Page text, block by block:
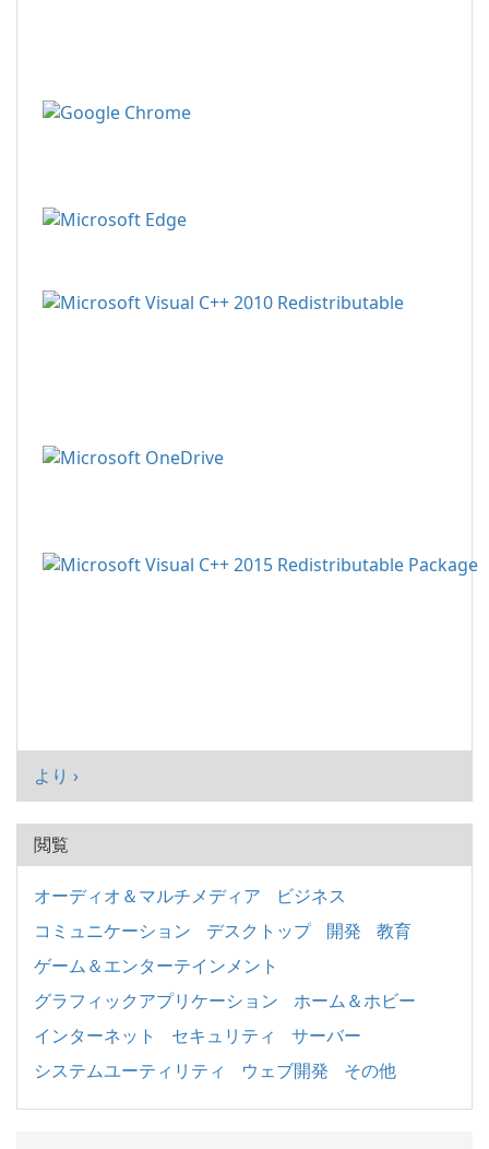
より ›
閲覧
オーディオ＆マルチメディア
ビジネス
コミュニケーション
デスクトップ 開発
教育
ゲーム＆エンターテインメント
グラフィックアプリケーション
ホーム＆ホビー
インターネット
セキュリティ
サーバー
システムユーティリティ
ウェブ開発 その他